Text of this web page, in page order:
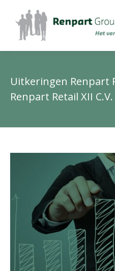
Uitkeringen Renpart
Renpart Retail XII